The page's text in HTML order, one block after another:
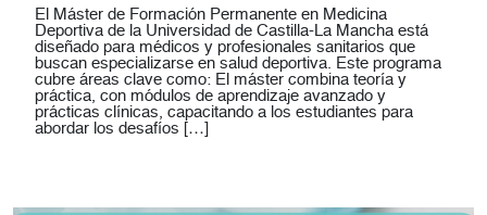
El Máster de Formación Permanente en Medicina
Deportiva de la Universidad de Castilla-La Mancha está
diseñado para médicos y profesionales sanitarios que
buscan especializarse en salud deportiva. Este programa
cubre áreas clave como: El máster combina teoría y
práctica, con módulos de aprendizaje avanzado y
prácticas clínicas, capacitando a los estudiantes para
abordar los desafíos […]